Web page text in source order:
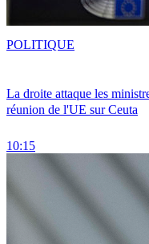
La droite attaque les
réunion de l'UE sur Ceuta
10:15
POLITIQUE